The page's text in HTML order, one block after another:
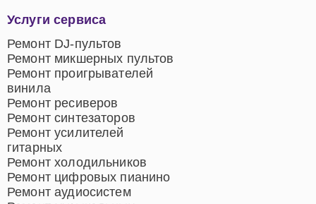
Услуги сервиса
Ремонт DJ-пультов
Ремонт микшерных пультов
Ремонт проигрывателей
винила
Ремонт ресиверов
Ремонт синтезаторов
Ремонт усилителей
гитарных
Ремонт холодильников
Ремонт цифровых пианино
Ремонт аудиосистем